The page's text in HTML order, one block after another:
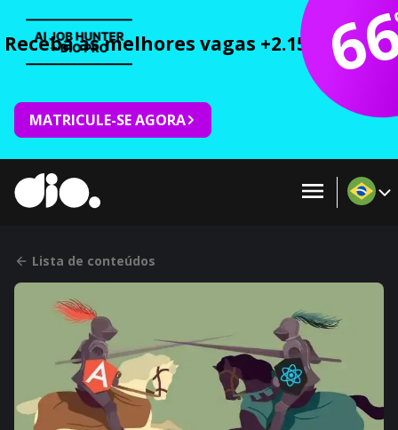
Receba as melhores vagas +2.150 cursos
MATRICULE-SE AGORA
Lista de conteúdos